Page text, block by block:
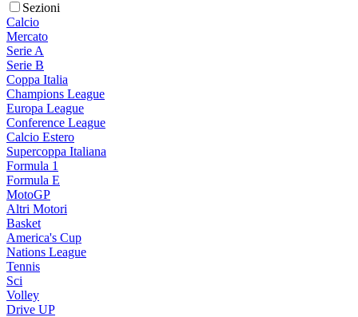
Sezioni
Calcio
Mercato
Serie A
Serie B
Coppa Italia
Champions League
Europa League
Conference League
Calcio Estero
Supercoppa Italiana
Formula 1
Formula E
MotoGP
Altri Motori
Basket
America's Cup
Nations League
Tennis
Sci
Volley
Drive UP